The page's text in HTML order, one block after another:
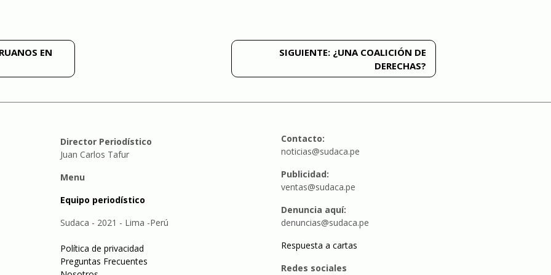
EN SIGUIENTE: ¿UNA COALICIÓN DE
DERECHAS?
Director Periodístico
Juan Carlos Tafur
Menu
Equipo periodístico
Sudaca - 2021 - Lima -Perú
Política de privacidad
Preguntas Frecuentes
Contacto:
noticias@sudaca.pe
Publicidad:
ventas@sudaca.pe
Denuncia aquí:
denuncias@sudaca.pe
Respuesta a cartas
Redes sociales